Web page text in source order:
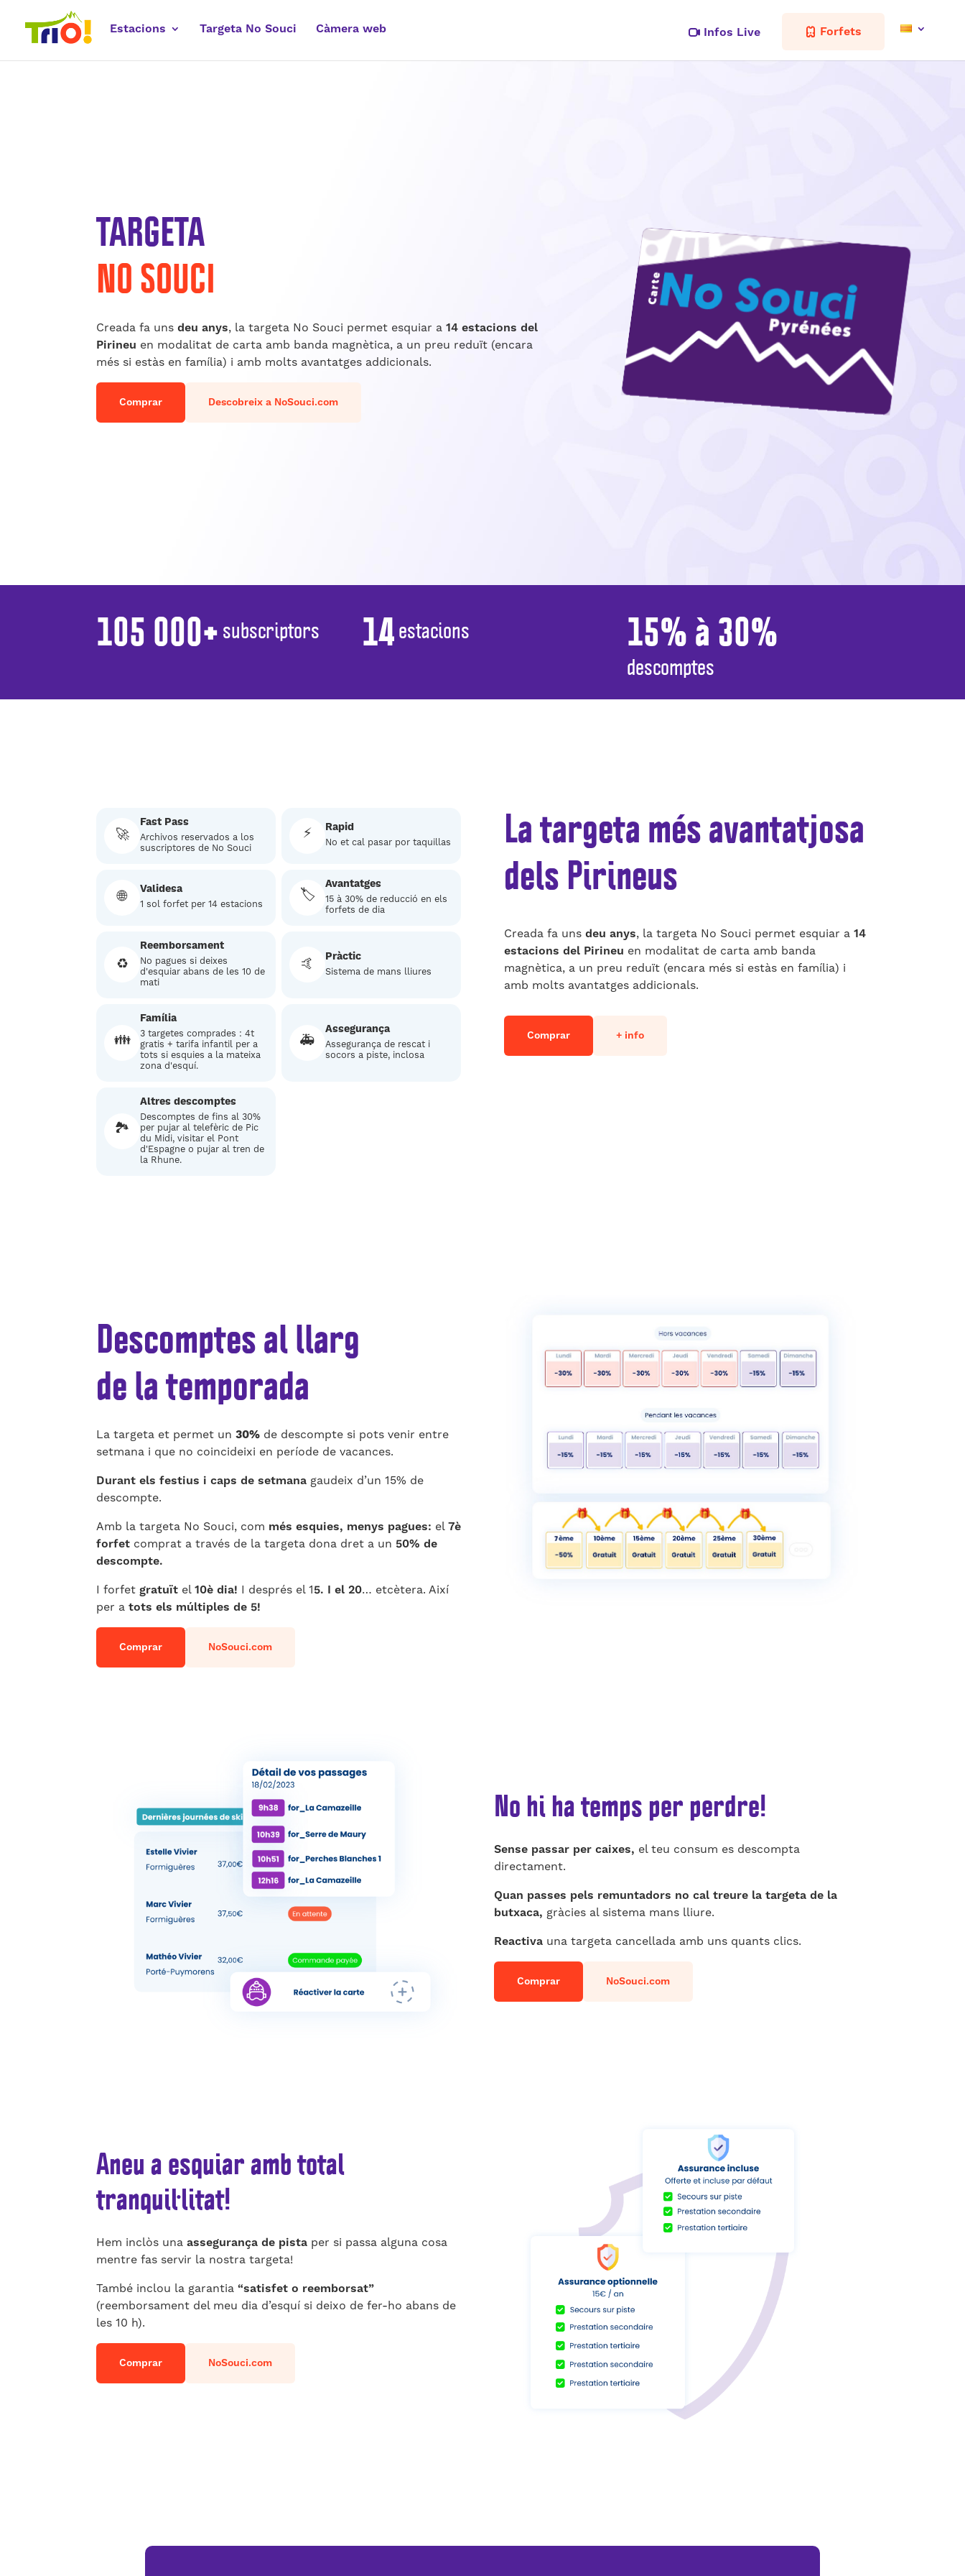
Estacions Targeta No Souci Càmera web Forfets
Infos Live
TARGETA
NO SOUCI
Creada fa unsdeu anys, la targeta No Souci permet esquiar a14 estacions del
Pirineu en modalitat de carta amb banda magnètica, a un preu reduït (encara
més si estàs en família) i amb molts avantatges addicionals.
Comprar Descobreix a NoSouci.com
105 000+ subscriptors 14estacions 15% à 30%
descomptes
🚀
Fast Pass
Archivos reservados a los
suscriptores de No Souci
⚡ Rapid
No et cal pasar por taquillas
🌐 Validesa
1 sol forfet per 14 estacions
🏷️
Avantatges
15 à 30% de reducció en els
forfets de dia
♻️
Reemborsament
No pagues si deixes
d'esquiar abans de les 10 de
mati
🤙 Pràctic
Sistema de mans lliures
👪
Família
3 targetes comprades : 4t
gratis + tarifa infantil per a
tots si esquies a la mateixa
zona d'esquí.
🚑
Assegurança
Assegurança de rescat i
socors a piste, inclosa
🏞️
Altres descomptes
Descomptes de fins al 30%
per pujar al telefèric de Pic
du Midi, visitar el Pont
d'Espagne o pujar al tren de
la Rhune.
La targeta més avantatjosa
dels Pirineus
Creada fa uns deu anys, la targeta No Souci permet esquiar a 14
estacions del Pirineu en modalitat de carta amb banda
magnètica, a un preu reduït (encara més si estàs en família) i
amb molts avantatges addicionals.
Comprar + info
Descomptes al llarg
de la temporada
La targeta et permet un30% de descompte si pots venir entre
setmana i que no coincideixi en període de vacances.
Durant els festius i caps de setmana gaudeix d’un 15% de
descompte.
Amb la targeta No Souci, com més esquies, menys pagues: el7è
forfet comprat a través de la targeta dona dret a un 50% de
descompte.
I forfetgratuït el10è dia! I després el 15. I el 20… etcètera. Així
per atots els múltiples de 5!
Comprar NoSouci.com
No hi ha temps per perdre!
Sense passar per caixes, el teu consum es descompta
directament.
Quan passes pels remuntadors no cal treure la targeta de la
butxaca, gràcies al sistema mans lliure.
Reactiva una targeta cancellada amb uns quants clics.
Comprar NoSouci.com
Aneu a esquiar amb total
tranquil·litat!
Hem inclòs unaassegurança de pista per si passa alguna cosa
mentre fas servir la nostra targeta!
També inclou la garantia“satisfet o reemborsat”
(reemborsament del meu dia d’esquí si deixo de fer-ho abans de
les 10 h).
Comprar NoSouci.com